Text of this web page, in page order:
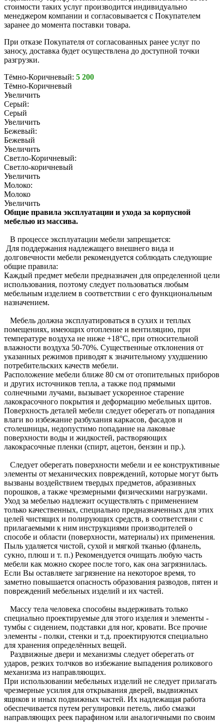
стоимости таких услуг производится индивидуально
менеджером компании и согласовывается с Покупателем
заранее до момента поставки товара.
При отказе Покупателя от согласованных ранее услуг по
заносу, доставка будет осуществлена до доступной точки
разгрузки.
Тёмно-Коричневый: 5 200
Тёмно-Коричневый
Увеличить
Серый:
Серый
Увеличить
Бежевый:
Бежевый
Увеличить
Светло-Коричневый:
Светло-коричневый
Увеличить
Молоко:
Молоко
Увеличить
Общие правила эксплуатации и ухода за корпусной
мебелью из массива.
В процессе эксплуатации мебели запрещается:
Для поддержания надлежащего внешнего вида и
долговечности мебели рекомендуется соблюдать следующие
общие правила:
Каждый предмет мебели предназначен для определенной цели
использования, поэтому следует пользоваться любым
мебельным изделием в соответствии с его функциональным
назначением.
Мебель должна эксплуатироваться в сухих и теплых
помещениях, имеющих отопление и вентиляцию, при
температуре воздуха не ниже +18°C, при относительной
влажности воздуха 50-70%. Существенные отклонения от
указанных режимов приводят к значительному ухудшению
потребительских качеств мебели.
Расположение мебели ближе 80 см от отопительных приборов
и других источников тепла, а также под прямыми
солнечными лучами, вызывает ускоренное старение
лакокрасочного покрытия и деформацию мебельных щитов.
Поверхность деталей мебели следует оберегать от попадания
влаги во избежание разбухания каркасов, фасадов и
столешницы, недопустимо попадание на лаковые
поверхности воды и жидкостей, растворяющих
лакокрасочные пленки (спирт, ацетон, бензин и пр.).
Следует оберегать поверхности мебели и ее конструктивные
элементы от механических повреждений, которые могут быть
вызваны воздействием твердых предметов, абразивных
порошков, а также чрезмерными физическими нагрузками.
Уход за мебелью надлежит осуществлять с применением
только качественных, специально предназначенных для этих
целей чистящих и полирующих средств, в соответствии с
прилагаемыми к ним инструкциями производителей о
способе и области (поверхности, материалы) их применения.
Пыль удаляется чистой, сухой и мягкой тканью (фланель,
сукно, плюш и т. п.) Рекомендуется очищать любую часть
мебели как можно скорее после того, как она загрязнилась.
Если Вы оставляете загрязнение на некоторое время, то
заметно повышается опасность образования разводов, пятен и
повреждений мебельных изделий и их частей.
Массу тела человека способны выдерживать только
специально проектируемые для этого изделия и элементы -
тумбы с сидением, подставки для ног, кровати. Все прочие
элементы - полки, стенки и т.д. проектируются специально
для хранения определённых вещей.
Раздвижные двери и механизмы следует оберегать от
ударов, резких толчков во избежание выпадения роликового
механизма из направляющих.
При использовании мебельных изделий не следует прилагать
чрезмерные усилия для открывания дверей, выдвижных
ящиков и иных подвижных частей. Их надлежащая работа
обеспечивается путем регулировки петель, либо смазки
направляющих реек парафином или аналогичными по своим